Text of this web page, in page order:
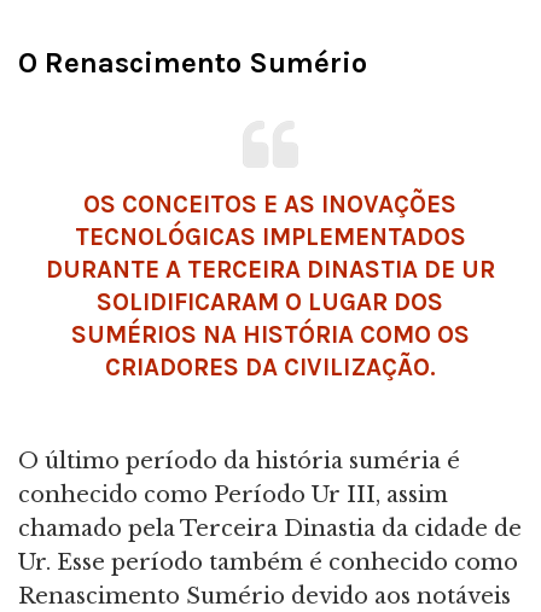
O Renascimento Sumério
OS CONCEITOS E AS INOVAÇÕES
TECNOLÓGICAS IMPLEMENTADOS
DURANTE A TERCEIRA DINASTIA DE UR
SOLIDIFICARAM O LUGAR DOS
SUMÉRIOS NA HISTÓRIA COMO OS
CRIADORES DA CIVILIZAÇÃO.
O último período da história suméria é
conhecido como Período Ur III, assim
chamado pela Terceira Dinastia da cidade de
Ur. Esse período também é conhecido como
Renascimento Sumério devido aos notáveis